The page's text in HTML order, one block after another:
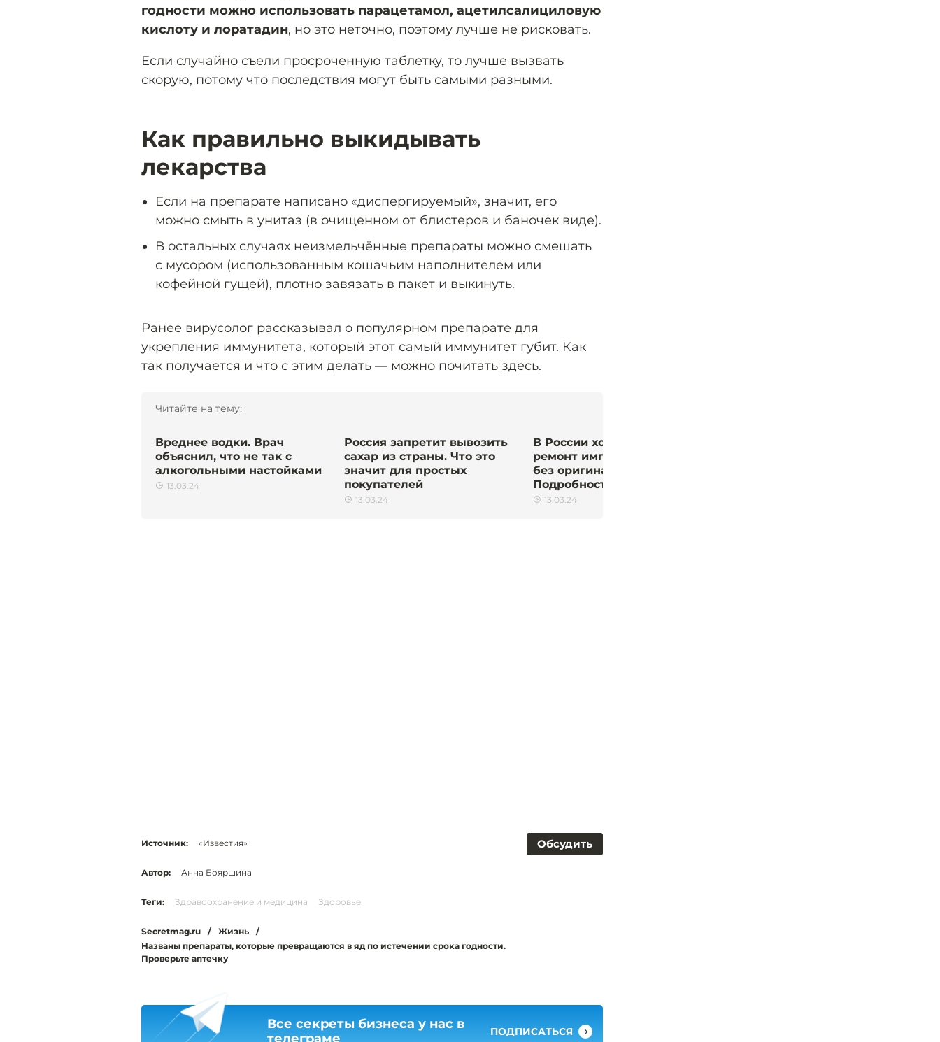
годности можно использовать парацетамол, ацетилсалициловую
кислоту и лоратадин, но это неточно, поэтому лучше не рисковать.
Если случайно съели просроченную таблетку, то лучше вызвать
скорую, потому что последствия могут быть самыми разными.
Как правильно выкидывать
лекарства
Если на препарате написано «диспергируемый», значит, его
можно смыть в унитаз (в очищенном от блистеров и баночек виде).
В остальных случаях неизмельчённые препараты можно смешать
с мусором (использованным кошачьим наполнителем или
кофейной гущей), плотно завязать в пакет и выкинуть.
Ранее вирусолог рассказывал о популярном препарате для
укрепления иммунитета, который этот самый иммунитет губит. Как
так получается и что с этим делать — можно почитать здесь.
Читайте на тему:
Вреднее водки. Врач
объяснил, что не так с
алкогольными настойками
13.03.24
Россия запретит вывозить
сахар из страны. Что это
значит для простых
покупателей
13.03.24
В России хотят разрешить
ремонт импортной техники
без оригинальных запчастей.
Подробности
13.03.24
Обсудить
Источник: «Известия»
Автор: Анна Бояршина
Теги: Здравоохранение и медицина Здоровье
Secretmag.ru / Жизнь
/
Названы препараты, которые превращаются в яд по истечении срока годности.
Проверьте аптечку
Все секреты бизнеса у нас в
телеграме
ПОДПИСАТЬСЯ